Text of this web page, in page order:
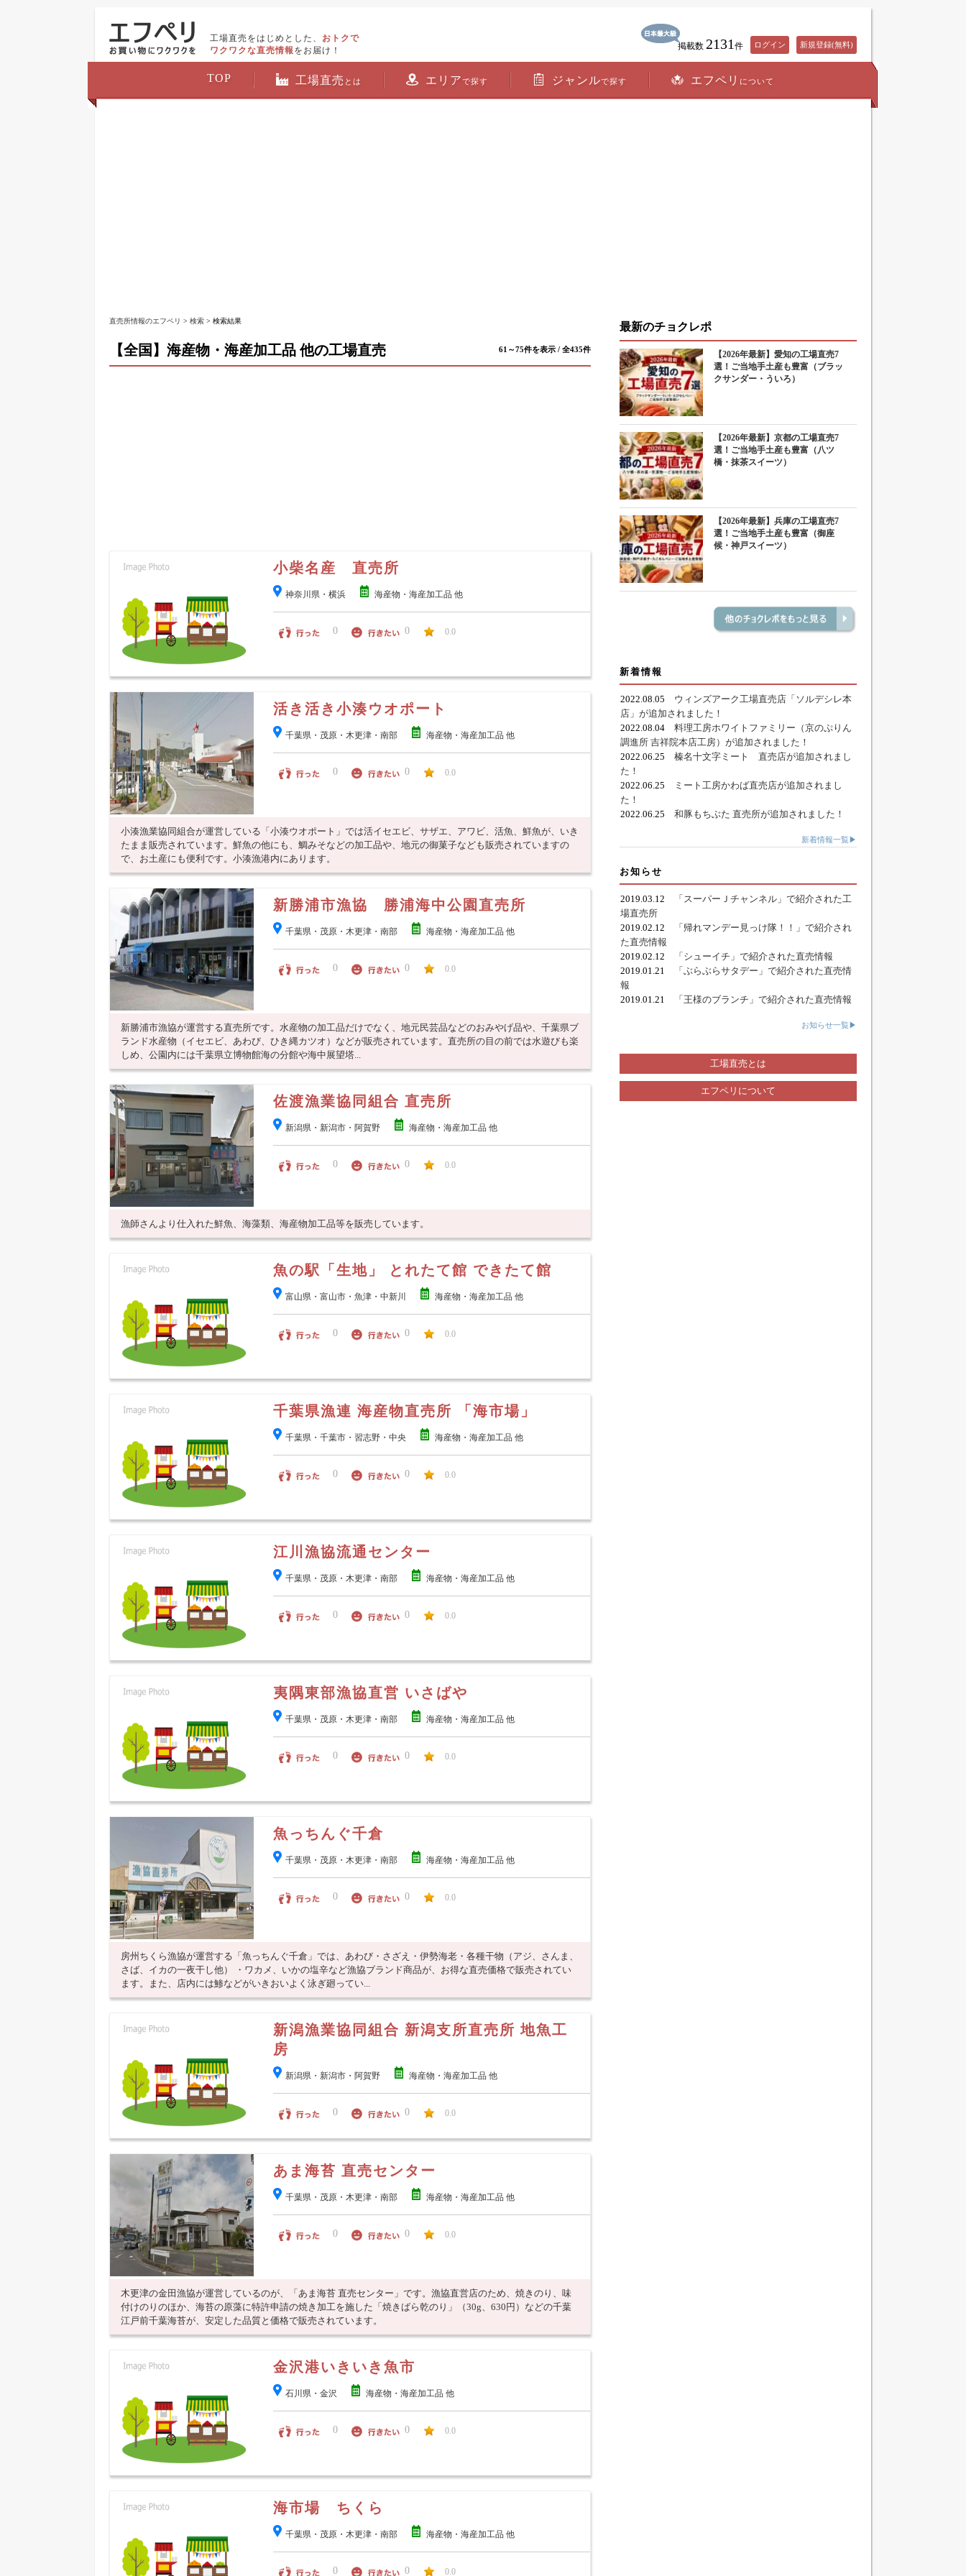
工場直売をはじめとした、 おトクで
ワクワクな直売情報 をお届け！ 掲載数 2131 件 ログイン 新規登録(無料)
TOP 工場直売 とは エリアで探す ジャンルで探す エフペリ について
直売所情報のエフペリ > 検索 > 検索結果
【全国】海産物・海産加工品 他の工場直売 61～75件を表示 / 全435件
小柴名産 直売所
神奈川県・横浜 海産物・海産加工品 他
0 0 0.0
活き活き小湊ウオポート
千葉県・茂原・木更津・南部 海産物・海産加工品 他
0 0 0.0
小湊漁業協同組合が運営している「小湊ウオポート」では活イセエビ、サザエ、アワビ、活魚、鮮魚が、いき
たまま販売されています。鮮魚の他にも、鯛みそなどの加工品や、地元の御菓子なども販売されていますの
で、お土産にも便利です。小湊漁港内にあります。
新勝浦市漁協 勝浦海中公園直売所
千葉県・茂原・木更津・南部 海産物・海産加工品 他
0 0 0.0
新勝浦市漁協が運営する直売所です。水産物の加工品だけでなく、地元民芸品などのおみやげ品や、千葉県ブ
ランド水産物（イセエビ、あわび、ひき縄カツオ）などが販売されています。直売所の目の前では水遊びも楽
しめ、公園内には千葉県立博物館海の分館や海中展望塔...
佐渡漁業協同組合 直売所
新潟県・新潟市・阿賀野 海産物・海産加工品 他
0 0 0.0
漁師さんより仕入れた鮮魚、海藻類、海産物加工品等を販売しています。
魚の駅「生地」 とれたて館 できたて館
富山県・富山市・魚津・中新川 海産物・海産加工品 他
0 0 0.0
千葉県漁連 海産物直売所 「海市場」
千葉県・千葉市・習志野・中央 海産物・海産加工品 他
0 0 0.0
江川漁協流通センター
千葉県・茂原・木更津・南部 海産物・海産加工品 他
0 0 0.0
夷隅東部漁協直営 いさばや
千葉県・茂原・木更津・南部 海産物・海産加工品 他
0 0 0.0
魚っちんぐ千倉
千葉県・茂原・木更津・南部 海産物・海産加工品 他
0 0 0.0
房州ちくら漁協が運営する「魚っちんぐ千倉」では、あわび・さざえ・伊勢海老・各種干物（アジ、さんま、
さば、イカの一夜干し他） ・ワカメ、いかの塩辛など漁協ブランド商品が、お得な直売価格で販売されてい
ます。また、店内には鯵などがいきおいよく泳ぎ廻ってい...
新潟漁業協同組合 新潟支所直売所 地魚工
房
新潟県・新潟市・阿賀野 海産物・海産加工品 他
0 0 0.0
あま海苔 直売センター
千葉県・茂原・木更津・南部 海産物・海産加工品 他
0 0 0.0
木更津の金田漁協が運営しているのが、「あま海苔 直売センター」です。漁協直営店のため、焼きのり、味
付けのりのほか、海苔の原藻に特許申請の焼き加工を施した「焼きばら乾のり」（30g、630円）などの千葉
江戸前千葉海苔が、安定した品質と価格で販売されています。
金沢港いきいき魚市
石川県・金沢 海産物・海産加工品 他
0 0 0.0
海市場 ちくら
千葉県・茂原・木更津・南部 海産物・海産加工品 他
0 0 0.0
最新のチョクレポ
【2026年最新】愛知の工場直売7
選！ご当地手土産も豊富（ブラッ
クサンダー・ういろ）
【2026年最新】京都の工場直売7
選！ご当地手土産も豊富（八ツ
橋・抹茶スイーツ）
【2026年最新】兵庫の工場直売7
選！ご当地手土産も豊富（御座
候・神戸スイーツ）
新着情報
2022.08.05 ウィンズアーク工場直売店「ソルデシレ本
店」が追加されました！
2022.08.04 料理工房ホワイトファミリー（京のぷりん
調進所 吉祥院本店工房）が追加されました！
2022.06.25 榛名十文字ミート 直売店が追加されまし
た！
2022.06.25
ミート工房かわば直売店が追加されまし
た！
2022.06.25 和豚もちぶた 直売所が追加されました！
新着情報一覧▶
お知らせ
2019.03.12
「スーパーＪチャンネル」で紹介された工
場直売所
2019.02.12
「帰れマンデー見っけ隊！！」で紹介され
た直売情報
2019.02.12
「シューイチ」で紹介された直売情報
2019.01.21
「ぶらぶらサタデー」で紹介された直売情
報
2019.01.21
「王様のブランチ」で紹介された直売情報
お知らせ一覧▶
工場直売とは
エフペリについて